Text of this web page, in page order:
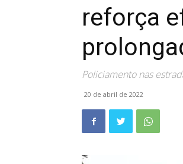
reforça
Policiamento nas
20 de abril de 2022